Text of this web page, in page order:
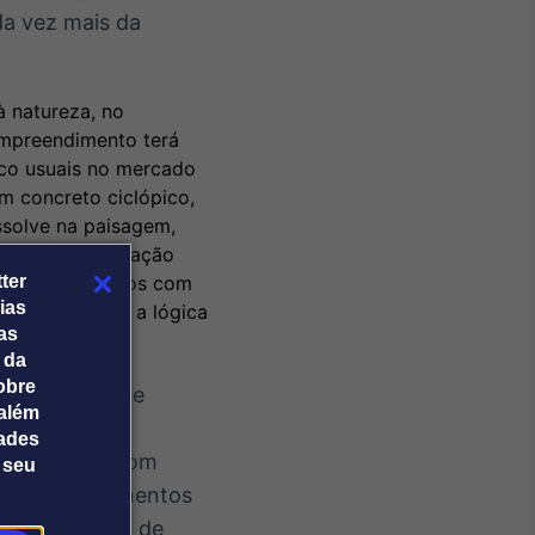
vez mais da
natureza, no
terá
usuais no mercado
concreto ciclópico,
na paisagem,
e integração
e terraços com
reforçando a lógica
Brasil, que
primeiro
projeto, com
e apartamentos
residencial de